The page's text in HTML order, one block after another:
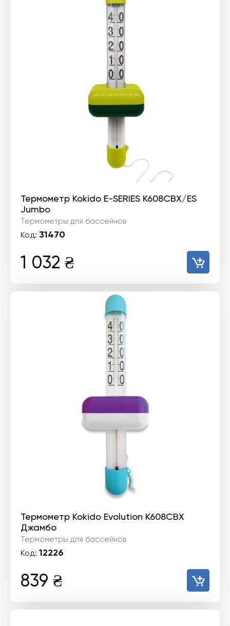
Термометр Kokido E-SERIES K608CBX/ES
Jumbo
Термометры для бассейнов
Код: 31470
1 032 ₴
Термометр Kokido Evolution K608CBX
Джамбо
Термометры для бассейнов
Код: 12226
839 ₴